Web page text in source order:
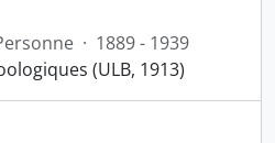
· 1889 - 1939
(ULB, 1913)